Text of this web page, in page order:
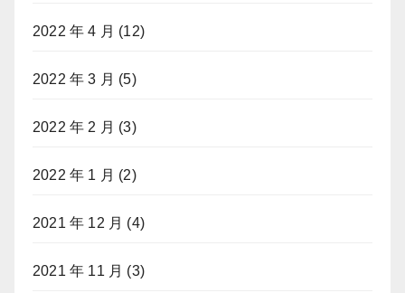
2022 年 4 月 (12)
2022 年 3 月 (5)
2022 年 2 月 (3)
2022 年 1 月 (2)
2021 年 12 月 (4)
2021 年 11 月 (3)